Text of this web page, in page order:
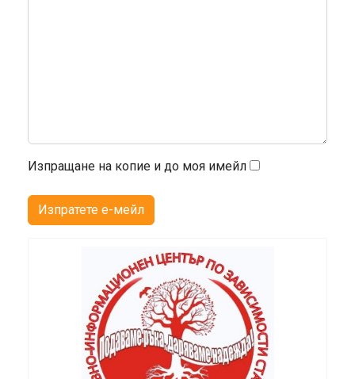
Изпращане на копие и до моя имейл
Изпратете е-мейл